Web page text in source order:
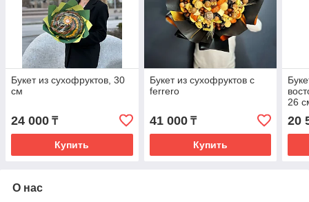
Букет из сухофруктов, 30
см
24 000 ₸
Купить
Букет из сухофруктов с
ferrero
41 000₸
Купить
26
20
О нас